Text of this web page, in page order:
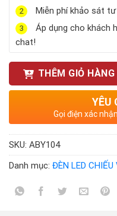
2 Miễn phí khảo sát tư
3
Áp dụng cho khách
chat!
THÊM GIỎ HÀNG
YÊU
Gọi điện xác
SKU: ABY104
Danh mục: ĐÈN LED CHIẾU